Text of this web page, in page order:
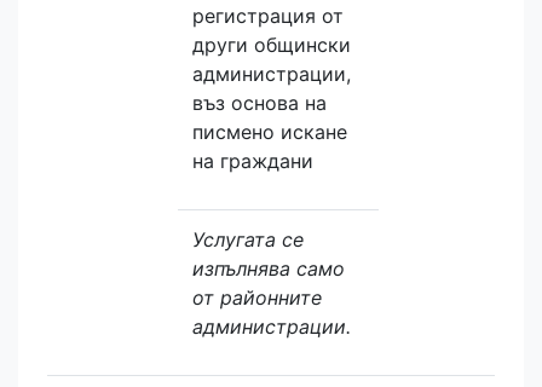
регистрация от
други общински
администрации,
въз основа на
писмено искане
на граждани
Услугата се
изпълнява само
от районните
администрации.